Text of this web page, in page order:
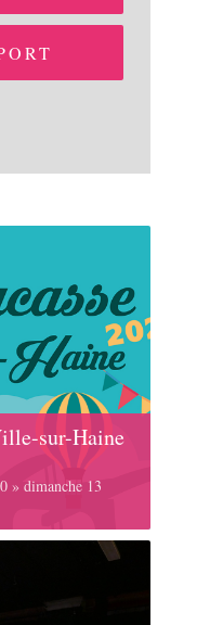
sur-Haine
» dimanche 13